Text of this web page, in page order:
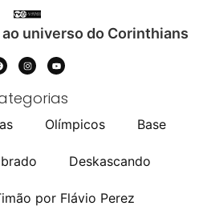
universo do Corinthians
Olímpicos Base
Deskascando
por Flávio Perez